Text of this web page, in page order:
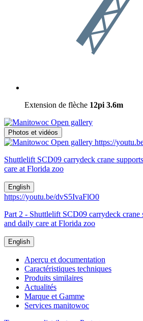
Extension de flèche 12pi 3.6m
Open gallery
Photos et vidéos
Open gallery https://
Shuttlelift SCD09 carrydeck crane
care at Florida zoo
English
https://youtu.be/dvS5IvaFlO0
Part 2 - Shuttlelift SCD09 carrydeck crane
and daily care at Florida zoo
English
Aperçu et documentation
Caractéristiques techniques
Produits similaires
Actualités
Marque et Gamme
Services manitowoc